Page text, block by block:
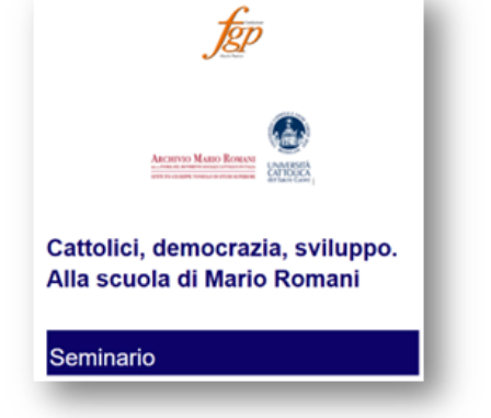
Cattolici, democrazia, sviluppo. Alla scuola di Mario Romani.
Seminario 14 gennaio ore 11.00 Università Cattolica del Sacro
CONVEGNI E SEMINARI